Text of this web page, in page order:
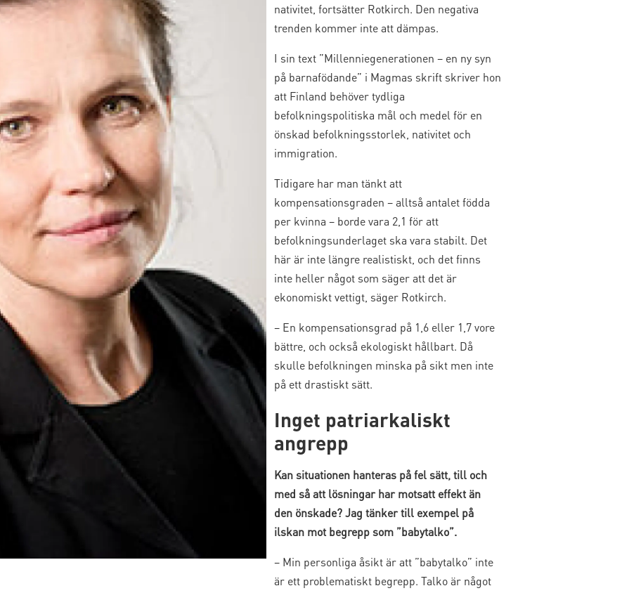
nativitet, fortsätter Rotkirch. Den negativa
trenden kommer inte att dämpas.
I sin text ”Millenniegenerationen – en ny syn
på barnafödande” i Magmas skrift skriver hon
att Finland behöver tydliga
befolkningspolitiska mål och medel för en
önskad befolkningsstorlek, nativitet och
immigration.
Tidigare har man tänkt att
kompensationsgraden – alltså antalet födda
per kvinna – borde vara 2,1 för att
befolkningsunderlaget ska vara stabilt. Det
här är inte längre realistiskt, och det finns
inte heller något som säger att det är
ekonomiskt vettigt, säger Rotkirch.
– En kompensationsgrad på 1,6 eller 1,7 vore
bättre, och också ekologiskt hållbart. Då
skulle befolkningen minska på sikt men inte
på ett drastiskt sätt.
Inget patriarkaliskt
angrepp
Kan situationen hanteras på fel sätt, till och
med så att lösningar har motsatt effekt än
den önskade? Jag tänker till exempel på
ilskan mot begrepp som ”babytalko”.
– Min personliga åsikt är att ”babytalko” inte
är ett problematiskt begrepp. Talko är något